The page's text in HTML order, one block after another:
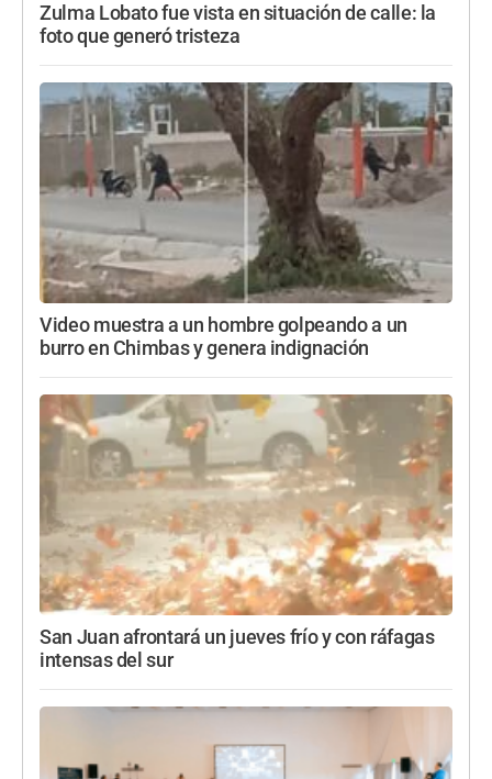
Zulma Lobato fue vista en situación de calle: la
foto que generó tristeza
Video muestra a un hombre golpeando a un
burro en Chimbas y genera indignación
San Juan afrontará un jueves frío y con ráfagas
intensas del sur